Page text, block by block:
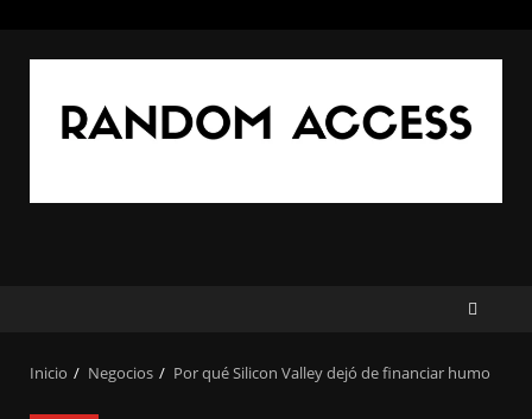
contenido
Inicio Negocios Por qué Silicon Valley dejó de financiar humo